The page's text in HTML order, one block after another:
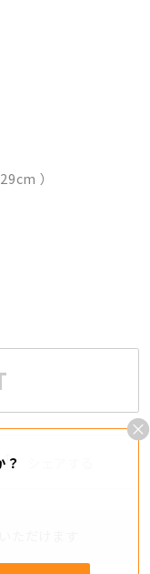
）
？
ただけます